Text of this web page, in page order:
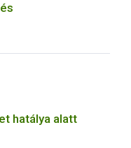
hatálya alatt